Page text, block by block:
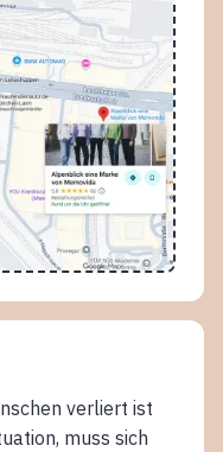
verliert ist
muss sich